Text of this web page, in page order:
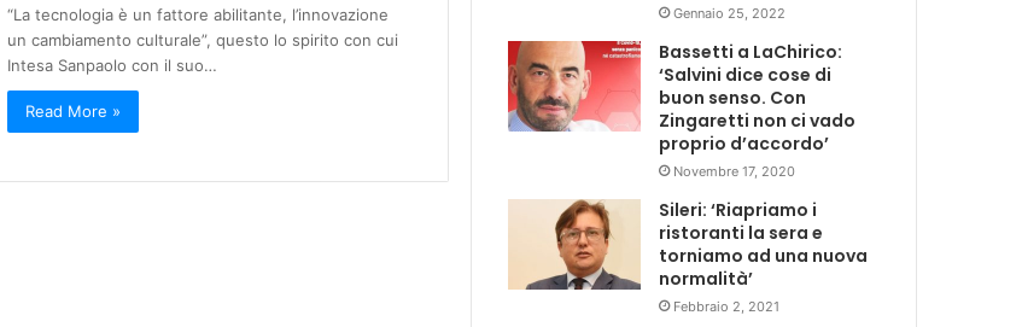
“La tecnologia è un fattore abilitante, l’innovazione
un cambiamento culturale”, questo lo spirito con cui
Intesa Sanpaolo con il suo…
Read More »
Gennaio 25, 2022
Bassetti a LaChirico:
‘Salvini dice cose di
buon senso. Con
Zingaretti non ci vado
proprio d’accordo’
Novembre 17, 2020
Sileri: ‘Riapriamo i
ristoranti la sera e
torniamo ad una nuova
normalità’
Febbraio 2, 2021